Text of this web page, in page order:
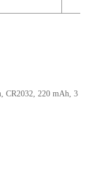
CR2032, 220 mAh, 3